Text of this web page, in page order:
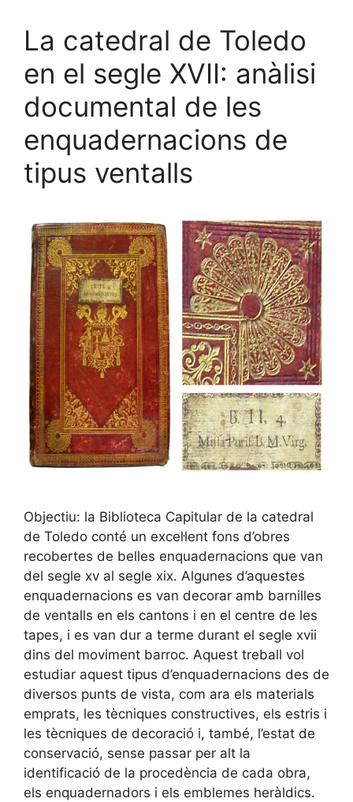
La catedral de Toledo
en el segle XVII: anàlisi
documental de les
enquadernacions de
tipus ventalls
Objectiu: la Biblioteca Capitular de la catedral
de Toledo conté un excel·lent fons d’obres
recobertes de belles enquadernacions que van
del segle xv al segle xix. Algunes d’aquestes
enquadernacions es van decorar amb barnilles
de ventalls en els cantons i en el centre de les
tapes, i es van dur a terme durant el segle xvii
dins del moviment barroc. Aquest treball vol
estudiar aquest tipus d’enquadernacions des de
diversos punts de vista, com ara els materials
emprats, les tècniques constructives, els estris i
les tècniques de decoració i, també, l’estat de
conservació, sense passar per alt la
identificació de la procedència de cada obra,
els enquadernadors i els emblemes heràldics.